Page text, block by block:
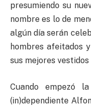
presumiendo su
nombre es lo de
algún día serán
hombres afeitados
sus mejores
Cuando empezó
(in)dependiente